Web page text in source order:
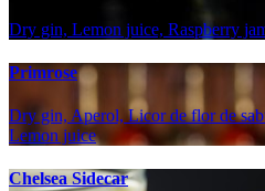
Dry gin, Lemon juice, Raspberry
Primrose
Dry gin, Aperol, Licor de flor de
Lemon juice
Chelsea Sidecar